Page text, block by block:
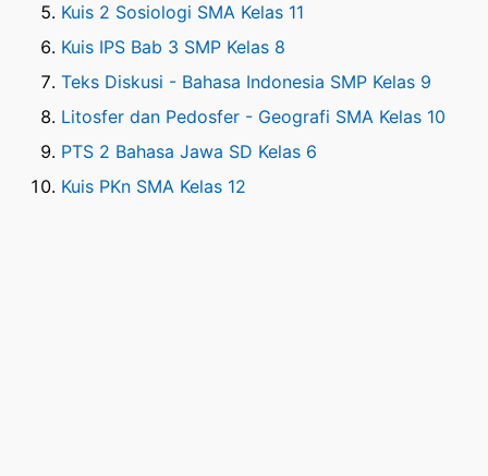
Kuis 2 Sosiologi SMA Kelas 11
Kuis IPS Bab 3 SMP Kelas 8
Teks Diskusi - Bahasa Indonesia SMP Kelas 9
Litosfer dan Pedosfer - Geografi SMA Kelas 10
PTS 2 Bahasa Jawa SD Kelas 6
Kuis PKn SMA Kelas 12